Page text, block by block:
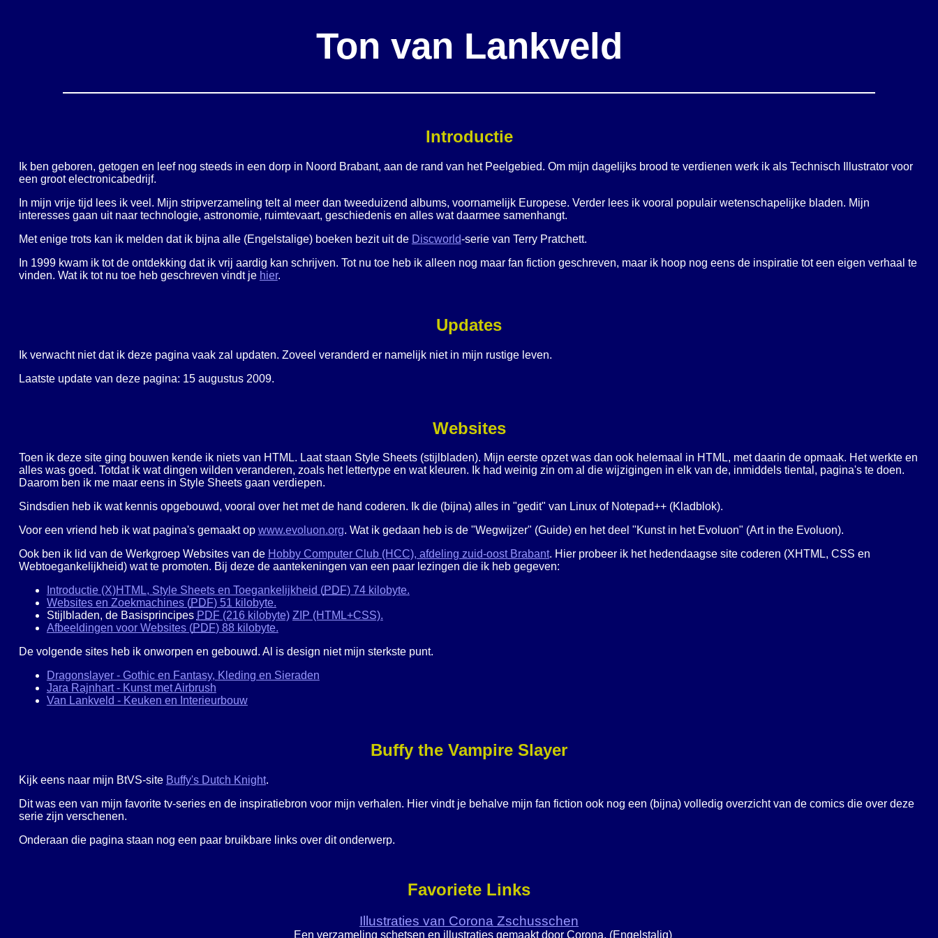
Ton van Lankveld
Introductie
Ik ben geboren, getogen en leef nog steeds in een dorp in Noord Brabant, aan de rand van het Peelgebied. Om mijn dagelijks brood te verdienen werk ik als Technisch Illustrator voor
een groot electronicabedrijf.
In mijn vrije tijd lees ik veel. Mijn stripverzameling telt al meer dan tweeduizend albums, voornamelijk Europese. Verder lees ik vooral populair wetenschapelijke bladen. Mijn
interesses gaan uit naar technologie, astronomie, ruimtevaart, geschiedenis en alles wat daarmee samenhangt.
Met enige trots kan ik melden dat ik bijna alle (Engelstalige) boeken bezit uit de Discworld-serie van Terry Pratchett.
In 1999 kwam ik tot de ontdekking dat ik vrij aardig kan schrijven. Tot nu toe heb ik alleen nog maar fan fiction geschreven, maar ik hoop nog eens de inspiratie tot een eigen verhaal te
vinden. Wat ik tot nu toe heb geschreven vindt je hier.
Updates
Ik verwacht niet dat ik deze pagina vaak zal updaten. Zoveel veranderd er namelijk niet in mijn rustige leven.
Laatste update van deze pagina: 15 augustus 2009.
Websites
Toen ik deze site ging bouwen kende ik niets van HTML. Laat staan Style Sheets (stijlbladen). Mijn eerste opzet was dan ook helemaal in HTML, met daarin de opmaak. Het werkte en
alles was goed. Totdat ik wat dingen wilden veranderen, zoals het lettertype en wat kleuren. Ik had weinig zin om al die wijzigingen in elk van de, inmiddels tiental, pagina's te doen.
Daarom ben ik me maar eens in Style Sheets gaan verdiepen.
Sindsdien heb ik wat kennis opgebouwd, vooral over het met de hand coderen. Ik die (bijna) alles in "gedit" van Linux of Notepad++ (Kladblok).
Voor een vriend heb ik wat pagina's gemaakt op www.evoluon.org. Wat ik gedaan heb is de "Wegwijzer" (Guide) en het deel "Kunst in het Evoluon" (Art in the Evoluon).
Ook ben ik lid van de Werkgroep Websites van de Hobby Computer Club (HCC), afdeling zuid-oost Brabant. Hier probeer ik het hedendaagse site coderen (XHTML, CSS en
Webtoegankelijkheid) wat te promoten. Bij deze de aantekeningen van een paar lezingen die ik heb gegeven:
Introductie (X)HTML, Style Sheets en Toegankelijkheid (PDF) 74 kilobyte.
Websites en Zoekmachines (PDF) 51 kilobyte.
Stijlbladen, de Basisprincipes PDF (216 kilobyte) ZIP (HTML+CSS).
Afbeeldingen voor Websites (PDF) 88 kilobyte.
De volgende sites heb ik onworpen en gebouwd. Al is design niet mijn sterkste punt.
Dragonslayer - Gothic en Fantasy, Kleding en Sieraden
Jara Rajnhart - Kunst met Airbrush
Van Lankveld - Keuken en Interieurbouw
Buffy the Vampire Slayer
Kijk eens naar mijn BtVS-site Buffy's Dutch Knight.
Dit was een van mijn favorite tv-series en de inspiratiebron voor mijn verhalen. Hier vindt je behalve mijn fan fiction ook nog een (bijna) volledig overzicht van de comics die over deze
serie zijn verschenen.
Onderaan die pagina staan nog een paar bruikbare links over dit onderwerp.
Favoriete Links
Illustraties van Corona Zschusschen
Een verzameling schetsen en illustraties gemaakt door Corona. (Engelstalig)